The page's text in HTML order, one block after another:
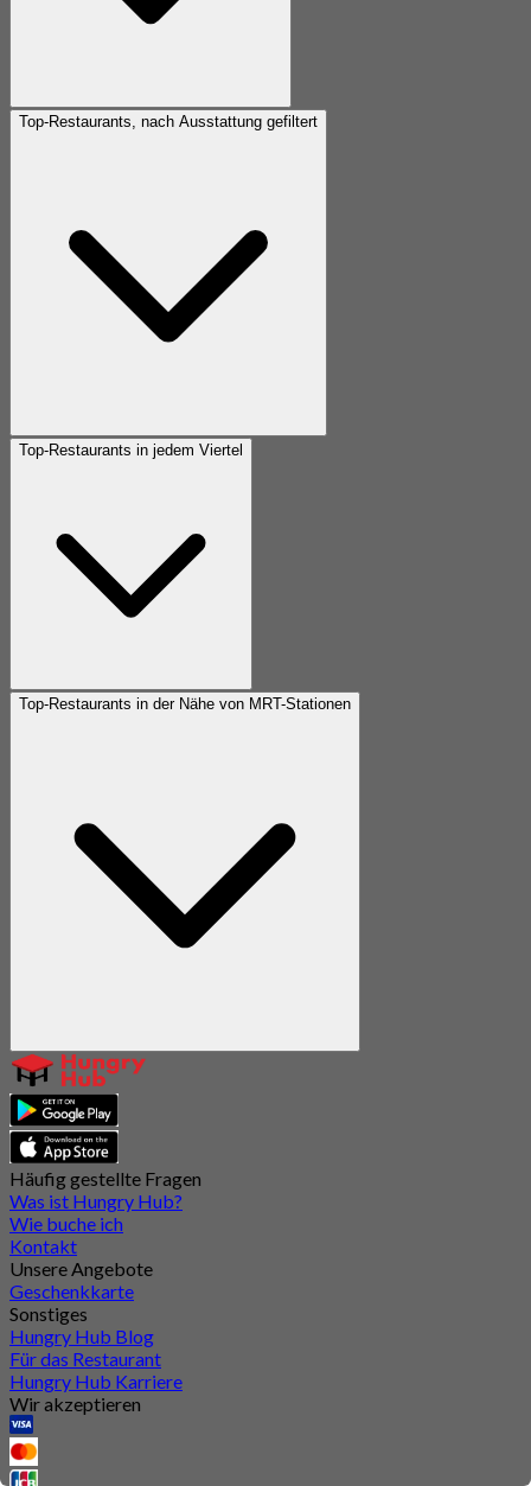
Top-Restaurants, nach Ausstattung gefiltert
Top-Restaurants in jedem Viertel
Top-Restaurants in der Nähe von MRT-Stationen
Häufig gestellte Fragen
Was ist Hungry Hub?
Wie buche ich
Kontakt
Unsere Angebote
Geschenkkarte
Sonstiges
Hungry Hub Blog
Für das Restaurant
Hungry Hub Karriere
Wir akzeptieren